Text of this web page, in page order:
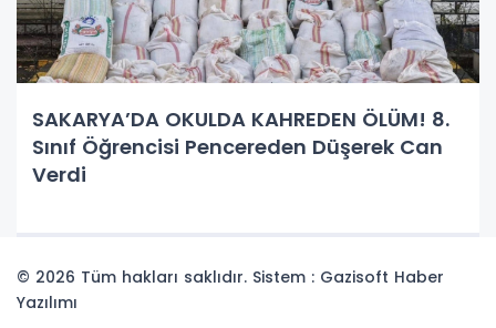
SAKARYA’DA OKULDA KAHREDEN ÖLÜM! 8.
Sınıf Öğrencisi Pencereden Düşerek Can
Verdi
© 2026 Tüm hakları saklıdır. Sistem : Gazisoft Haber
Yazılımı